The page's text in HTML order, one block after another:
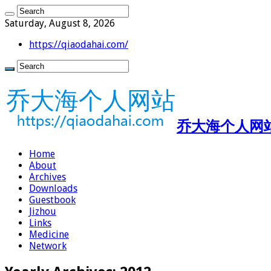
Saturday, August 8, 2026
https://qiaodahai.com/
乔大海个人
Home
About
Archives
Downloads
Guestbook
Jizhou
Links
Medicine
Network